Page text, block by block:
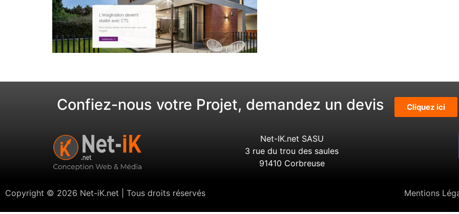
Confiez-nous votre Projet, demandez un devis Cliquez ici
Net-IK.net SASU
3 rue du trou des saules
91410 Corbreuse
Copyright © 2026 Net-iK.net | Tous droits réservés Mentions